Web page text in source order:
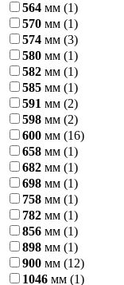
564 мм (1)
570 мм (1)
574 мм (3)
580 мм (1)
582 мм (1)
585 мм (1)
591 мм (2)
598 мм (2)
600 мм (16)
658 мм (1)
682 мм (1)
698 мм (1)
758 мм (1)
782 мм (1)
856 мм (1)
898 мм (1)
900 мм (12)
1046 мм (1)